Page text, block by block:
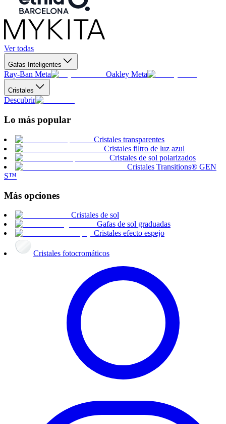
Ver todas
Gafas Inteligentes
Ray-Ban Meta Oakley Meta
Cristales
Descubrir
Lo más popular
Cristales transparentes
Cristales filtro de luz azul
Cristales de sol polarizados
Cristales Transitions® GEN
S™
Más opciones
Cristales de sol
Gafas de sol graduadas
Cristales efecto espejo
Cristales fotocromáticos